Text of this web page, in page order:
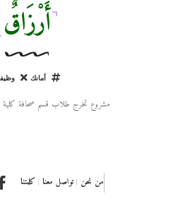
أَرْزَاقٌ
أمانك
مشروع تخرج طلاب قسم صحافة كلية
من نحن تواصل معنا كلمتنا